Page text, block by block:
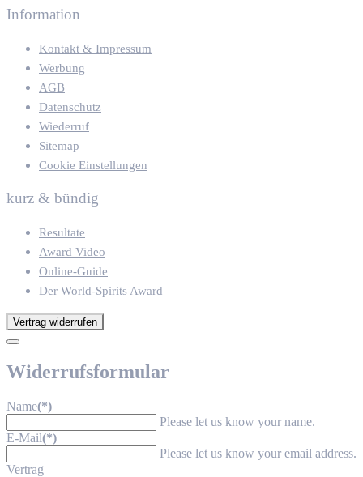
Information
Kontakt & Impressum
Werbung
AGB
Datenschutz
Wiederruf
Sitemap
Cookie Einstellungen
kurz & bündig
Resultate
Award Video
Online-Guide
Der World-Spirits Award
Vertrag widerrufen
Widerrufsformular
Name(*)
Please let us know your name.
E-Mail(*)
Please let us know your email address.
Vertrag